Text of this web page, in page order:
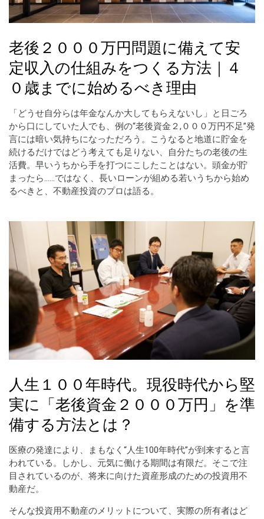
老後２０００万円問題に備えて安
定収入の仕組みをつくる方法｜４
０歳までに始めるべき理由
「どうせ自分らは年金なんか大してもらえないし」と日ごろ
から口にしていた人でも、例の“老後資金２,０００万円不足”発
言には暗い気持ちになっただろう。こうなると地道に貯金を
続けるだけではどう考えても足りない、自分たちの老後の生
活費。早いうちから手を打つにこしたことはない。頭金が貯
まったら……ではなく、長いローンが組める若いうちから始め
るべきと、不動産投資のプロは語る。
人生１００年時代。現役時代から堅
実に「老後資金２０００万円」を準
備する方法とは？
医療の発達により、まもなく“人生100年時代”が到来すると言
われている。しかし、元気に働ける期間は有限だ。そこで注
目されているのが、将来に向けた資産形成のための投資用不
動産だ。
そんな投資用不動産のメリットについて、実際の所有者はど